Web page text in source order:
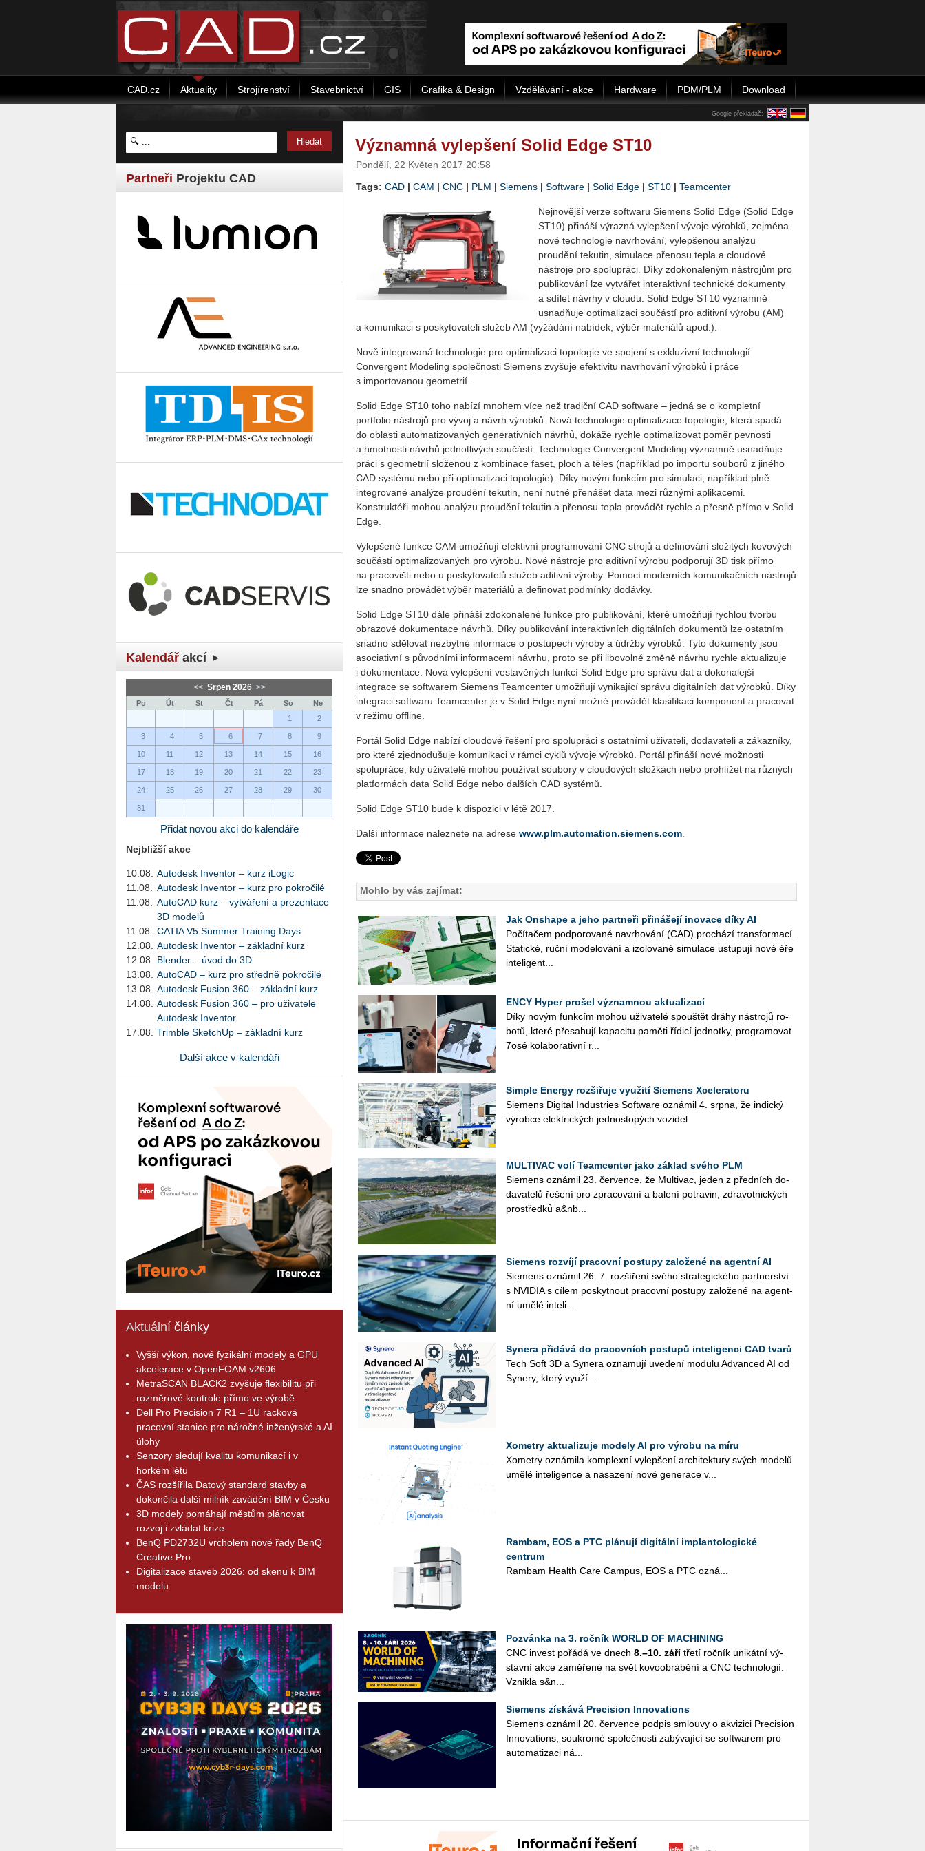
CAD.cz Aktuality Strojírenství Stavebnictví GIS Grafika & Design Vzdělávání - akce Hardware PDM/PLM Download
Google překladač:
Partneři Projektu CAD
Kalendář akcí
<< Srpen 2026 >>
Po Út St Čt Pá So
Ne
1
2
3 4 5 6 7 8 9
10 11 12 13 14 15 16
17 18 19 20 21 22 23
24 25 26 27 28 29 30
31
Přidat novou akci do kalendáře
Nejbližší akce
10.08.
Autodesk Inventor – kurz iLogic
11.08.
Autodesk Inventor – kurz pro pokročilé
11.08.
AutoCAD kurz – vytváření a prezentace
3D modelů
11.08.
CATIA V5 Summer Training Days
12.08.
Autodesk Inventor – základní kurz
12.08.
Blender – úvod do 3D
13.08.
AutoCAD – kurz pro středně pokročilé
13.08.
Autodesk Fusion 360 – základní kurz
14.08.
Autodesk Fusion 360 – pro uživatele
Autodesk Inventor
17.08.
Trimble SketchUp – základní kurz
Další akce v kalendáři
Aktuální články
Vyšší výkon, nové fyzikální modely a GPU
akcelerace v OpenFOAM v2606
MetraSCAN BLACK2 zvyšuje flexibilitu při
rozměrové kontrole přímo ve výrobě
Dell Pro Precision 7 R1 – 1U racková
pracovní stanice pro náročné inženýrské a AI
úlohy
Senzory sledují kvalitu komunikací i v
horkém létu
ČAS rozšířila Datový standard stavby a
dokončila další milník zavádění BIM v Česku
3D modely pomáhají městům plánovat
rozvoj i zvládat krize
BenQ PD2732U vrcholem nové řady BenQ
Creative Pro
Digitalizace staveb 2026: od skenu k BIM
modelu
Významná vylepšení Solid Edge ST10
Pondělí, 22 Květen 2017 20:58
Tags: CAD | CAM | CNC | PLM | Siemens | Software | Solid Edge | ST10 | Teamcenter
Nejnovější verze softwaru Siemens Solid Edge (Solid Edge
ST10) přináší výrazná vylepšení vývoje výrobků, zejména
nové technologie navrhování, vylepšenou analýzu
proudění tekutin, simulace přenosu tepla a cloudové
nástroje pro spolupráci. Díky zdokonaleným nástrojům pro
publikování lze vytvářet interaktivní technické dokumenty
a sdílet návrhy v cloudu. Solid Edge ST10 významně
usnadňuje optimalizaci součástí pro aditivní výrobu (AM)
a komunikaci s poskytovateli služeb AM (vyžádání nabídek, výběr materiálů apod.).
Nově integrovaná technologie pro optimalizaci topologie ve spojení s exkluzivní technologií
Convergent Modeling společnosti Siemens zvyšuje efektivitu navrhování výrobků i práce
s importovanou geometrií.
Solid Edge ST10 toho nabízí mnohem více než tradiční CAD software – jedná se o kompletní
portfolio nástrojů pro vývoj a návrh výrobků. Nová technologie optimalizace topologie, která spadá
do oblasti automatizovaných generativních návrhů, dokáže rychle optimalizovat poměr pevnosti
a hmotnosti návrhů jednotlivých součástí. Technologie Convergent Modeling významně usnadňuje
práci s geometrií složenou z kombinace faset, ploch a těles (například po importu souborů z jiného
CAD systému nebo při optimalizaci topologie). Díky novým funkcím pro simulaci, například plně
integrované analýze proudění tekutin, není nutné přenášet data mezi různými aplikacemi.
Konstruktéři mohou analýzu proudění tekutin a přenosu tepla provádět rychle a přesně přímo v Solid
Edge.
Vylepšené funkce CAM umožňují efektivní programování CNC strojů a definování složitých kovových
součástí optimalizovaných pro výrobu. Nové nástroje pro aditivní výrobu podporují 3D tisk přímo
na pracovišti nebo u poskytovatelů služeb aditivní výroby. Pomocí moderních komunikačních nástrojů
lze snadno provádět výběr materiálů a definovat podmínky dodávky.
Solid Edge ST10 dále přináší zdokonalené funkce pro publikování, které umožňují rychlou tvorbu
obrazové dokumentace návrhů. Díky publikování interaktivních digitálních dokumentů lze ostatním
snadno sdělovat nezbytné informace o postupech výroby a údržby výrobků. Tyto dokumenty jsou
asociativní s původními informacemi návrhu, proto se při libovolné změně návrhu rychle aktualizuje
i dokumentace. Nová vylepšení vestavěných funkcí Solid Edge pro správu dat a dokonalejší
integrace se softwarem Siemens Teamcenter umožňují vynikající správu digitálních dat výrobků. Díky
integraci softwaru Teamcenter je v Solid Edge nyní možné provádět klasifikaci komponent a pracovat
v režimu offline.
Portál Solid Edge nabízí cloudové řešení pro spolupráci s ostatními uživateli, dodavateli a zákazníky,
pro které zjednodušuje komunikaci v rámci cyklů vývoje výrobků. Portál přináší nové možnosti
spolupráce, kdy uživatelé mohou používat soubory v cloudových složkách nebo prohlížet na různých
platformách data Solid Edge nebo dalších CAD systémů.
Solid Edge ST10 bude k dispozici v létě 2017.
Další informace naleznete na adrese www.plm.automation.siemens.com
Mohlo by vás zajímat:
Jak Onshape a jeho partneři přinášejí inovace díky AI
Po­čí­ta­čem pod­po­ro­va­né na­vr­ho­vá­ní (CAD) pro­chá­zí trans­for­ma­cí.
Sta­tic­ké, ruční mo­de­lo­vá­ní a izo­lo­va­né si­mu­la­ce ustu­pu­jí nové éře
in­te­li­gent­...
ENCY Hyper prošel významnou aktualizací
Díky novým funk­cím mohou uži­va­te­lé spouš­tět dráhy ná­stro­jů ro­
bo­tů, které pře­sa­hu­jí ka­pa­ci­tu pa­mě­ti ří­di­cí jed­not­ky, pro­gra­mo­vat
7osé ko­la­bo­ra­tiv­ní r...
Simple Energy rozšiřuje využití Siemens Xceleratoru
Sie­mens Di­gi­tal In­du­st­ries Soft­ware ozná­mil 4. srpna, že in­dic­ký
vý­rob­ce elek­tric­kých jed­nos­to­pých vo­zi­del
MULTIVAC volí Teamcenter jako základ svého PLM
Sie­mens ozná­mil 23. čer­ven­ce, že Mul­ti­vac, jeden z před­ních do­
da­va­te­lů ře­še­ní pro zpra­co­vá­ní a ba­le­ní po­tra­vin, zdra­vot­nic­kých
pro­střed­ků a&nb...
Siemens rozvíjí pracovní postupy založené na agentní AI
Sie­mens ozná­mil 26. 7. roz­ší­ře­ní svého stra­te­gic­ké­ho part­ner­ství
s NVI­DIA s cílem po­skyt­nout pra­cov­ní po­stu­py za­lo­že­né na agent­
ní umělé in­te­li­...
Synera přidává do pracovních postupů inteligenci CAD tvarů
Tech Soft 3D a Sy­ne­ra ozna­mu­jí uve­de­ní mo­du­lu Advan­ced AI od
Sy­ne­ry, který vy­u­ží...
Xometry aktualizuje modely AI pro výrobu na míru
Xo­me­t­ry ozná­mi­la kom­plex­ní vy­lep­še­ní ar­chi­tek­tu­ry svých mo­de­lů
umělé in­te­li­gen­ce a na­sa­ze­ní nové ge­ne­ra­ce v...
Rambam, EOS a PTC plánují digitální implantologické
centrum
Rambam Health Care Campus, EOS a PTC ozná­...
Pozvánka na 3. ročník WORLD OF MACHINING
CNC in­vest po­řá­dá ve dnech 8.–10. zářítřetí roč­ník uni­kát­ní vý­
stav­ní akce za­mě­ře­né na svět ko­vo­ob­rá­bě­ní a CNC tech­no­lo­gií.
Vznik­la s&n...
Siemens získává Precision Innovations
Sie­mens ozná­mil 20. čer­ven­ce pod­pis smlou­vy o akvi­zi­ci Pre­ci­si­on
In­no­vati­ons, sou­kro­mé spo­leč­nos­ti za­bý­va­jí­cí se soft­warem pro
au­to­ma­ti­za­ci ná­...